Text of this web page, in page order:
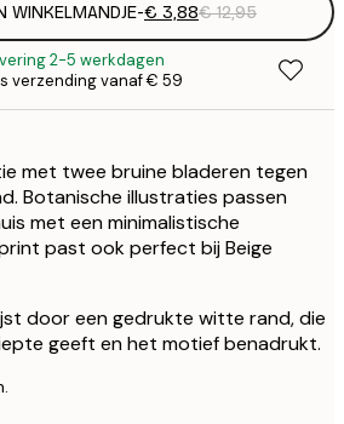
WINKELMANDJE-€ 3,88€ 12,95
2-5 werkdagen
verzending vanaf € 59
met twee bruine bladeren tegen
Botanische illustraties passen
met een minimalistische
past ook perfect bij Beige
door een gedrukte witte rand, die
geeft en het motief benadrukt.